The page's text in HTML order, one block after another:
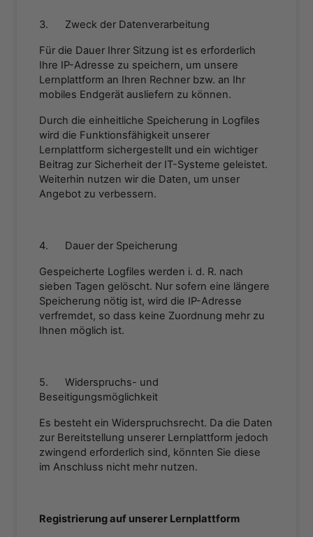
3. Zweck der Datenverarbeitung
Für die Dauer Ihrer Sitzung ist es erforderlich
Ihre IP-Adresse zu speichern, um unsere
Lernplattform an Ihren Rechner bzw. an Ihr
mobiles Endgerät ausliefern zu können.
Durch die einheitliche Speicherung in Logfiles
wird die Funktionsfähigkeit unserer
Lernplattform sichergestellt und ein wichtiger
Beitrag zur Sicherheit der IT-Systeme geleistet.
Weiterhin nutzen wir die Daten, um unser
Angebot zu verbessern.
4. Dauer der Speicherung
Gespeicherte Logfiles werden i. d. R. nach
sieben Tagen gelöscht. Nur sofern eine längere
Speicherung nötig ist, wird die IP-Adresse
verfremdet, so dass keine Zuordnung mehr zu
Ihnen möglich ist.
5. Widerspruchs- und
Beseitigungsmöglichkeit
Es besteht ein Widerspruchsrecht. Da die Daten
zur Bereitstellung unserer Lernplattform jedoch
zwingend erforderlich sind, könnten Sie diese
im Anschluss nicht mehr nutzen.
Registrierung auf unserer Lernplattform